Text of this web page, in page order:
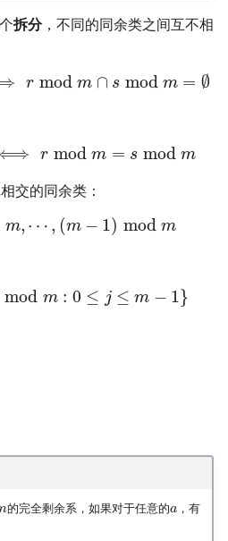
拆分，不同的同余类之间互不相
r mod m ∩ s mod m = ∅
r mod m = s mod m
交的同余类：
m, ⋯ , (m − 1) mod m
mod m : 0 ≤ j ≤ m − 1}
的完全剩余系，如果对于任意的a ，有